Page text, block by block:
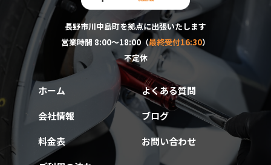
長野市川中島町を拠点に出張いたします
営業時間 8:00～18:00（最終受付16:30）
不定休
ホーム
会社情報
料金表
よくある質問
ブログ
お問い合わせ